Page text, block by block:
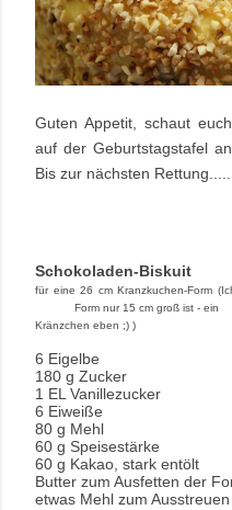
Guten Appetit, schaut
auf der Geburtstagstafel
Bis zur nächsten
Schokoladen-Biskuit
für eine 26 cm Kranzkuchen-Form
Form nur 15 cm groß ist - ein
Kränzchen eben ;) )
6 Eigelbe
180 g Zucker
1 EL Vanillezucker
6 Eiweiße
80 g Mehl
60 g Speisestärke
60 g Kakao, stark entölt
Butter zum Ausfetten der
etwas Mehl zum